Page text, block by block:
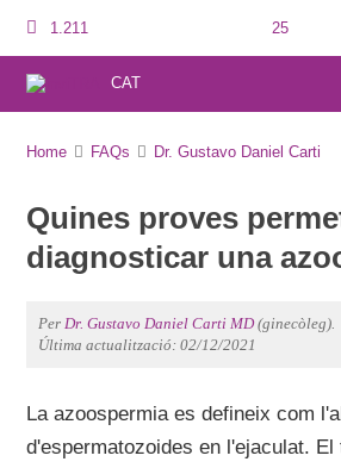
1.211 25
CAT
Home FAQs Dr. Gustavo Daniel Carti
Quines proves
diagnosticar una
PerDr. Gustavo Daniel Carti MD(ginecòleg).
Última actualització: 02/12/2021
La azoospermia es defineix com
d'espermatozoides en l'ejaculat.